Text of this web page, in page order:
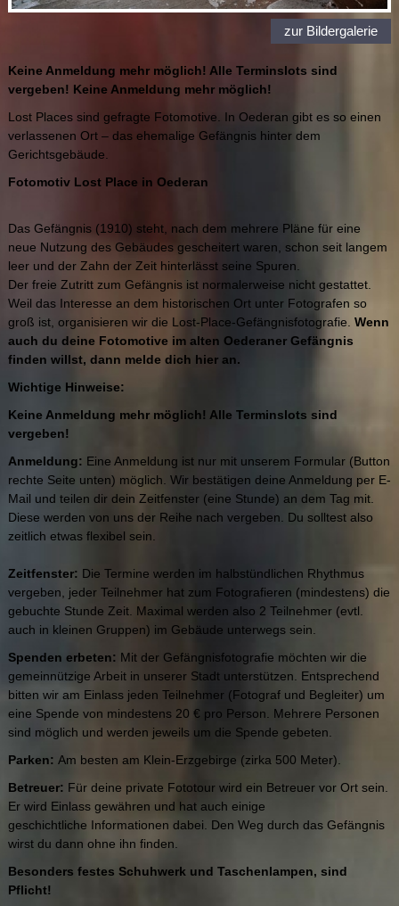
zur Bildergalerie
Keine Anmeldung mehr möglich! Alle Terminslots sind
vergeben! Keine Anmeldung mehr möglich!
Lost Places sind gefragte Fotomotive. In Oederan gibt es so einen
verlassenen Ort – das ehemalige Gefängnis hinter dem
Gerichtsgebäude.
Fotomotiv Lost Place in Oederan
Das Gefängnis (1910) steht, nach dem mehrere Pläne für eine
neue Nutzung des Gebäudes gescheitert waren, schon seit langem
leer und der Zahn der Zeit hinterlässt seine Spuren.
Der freie Zutritt zum Gefängnis ist normalerweise nicht gestattet.
Weil das Interesse an dem historischen Ort unter Fotografen so
groß ist, organisieren wir die Lost-Place-Gefängnisfotografie. Wenn
auch du deine Fotomotive im alten Oederaner Gefängnis
finden willst, dann melde dich hier an.
Wichtige Hinweise:
Keine Anmeldung mehr möglich! Alle Terminslots sind
vergeben!
Anmeldung: Eine Anmeldung ist nur mit unserem Formular (Button
rechte Seite unten) möglich. Wir bestätigen deine Anmeldung per E-
Mail und teilen dir dein Zeitfenster (eine Stunde) an dem Tag mit.
Diese werden von uns der Reihe nach vergeben. Du solltest also
zeitlich etwas flexibel sein.
Zeitfenster: Die Termine werden im halbstündlichen Rhythmus
vergeben, jeder Teilnehmer hat zum Fotografieren (mindestens) die
gebuchte Stunde Zeit. Maximal werden also 2 Teilnehmer (evtl.
auch in kleinen Gruppen) im Gebäude unterwegs sein.
Spenden erbeten: Mit der Gefängnisfotografie möchten wir die
gemeinnützige Arbeit in unserer Stadt unterstützen. Entsprechend
bitten wir am Einlass jeden Teilnehmer (Fotograf und Begleiter) um
eine Spende von mindestens 20 € pro Person. Mehrere Personen
sind möglich und werden jeweils um die Spende gebeten.
Parken: Am besten am Klein-Erzgebirge (zirka 500 Meter).
Betreuer: Für deine private Fototour wird ein Betreuer vor Ort sein.
Er wird Einlass gewähren und hat auch einige
geschichtliche Informationen dabei. Den Weg durch das Gefängnis
wirst du dann ohne ihn finden.
Besonders festes Schuhwerk und Taschenlampen, sind
Pflicht!